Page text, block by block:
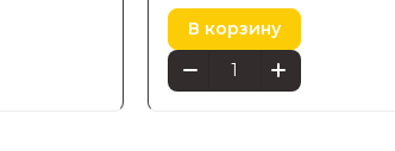
В корзину